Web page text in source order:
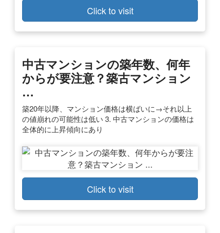
Click to visit
中古マンションの築年数、何年
からが要注意？築古マンション
…
築20年以降、マンション価格は横ばいに→それ以上
の値崩れの可能性は低い 3. 中古マンションの価格は
全体的に上昇傾向にあり
Click to visit